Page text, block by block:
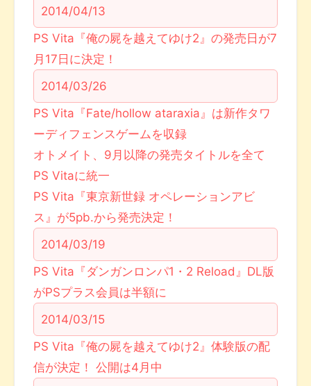
2014/04/13
PS Vita『俺の屍を越えてゆけ2』の発売日が7
月17日に決定！
2014/03/26
PS Vita『Fate/hollow ataraxia』は新作タワ
ーディフェンスゲームを収録
オトメイト、9月以降の発売タイトルを全て
PS Vitaに統一
PS Vita『東京新世録 オペレーションアビ
ス』が5pb.から発売決定！
2014/03/19
PS Vita『ダンガンロンパ1・2 Reload』DL版
がPSプラス会員は半額に
2014/03/15
PS Vita『俺の屍を越えてゆけ2』体験版の配
信が決定！ 公開は4月中